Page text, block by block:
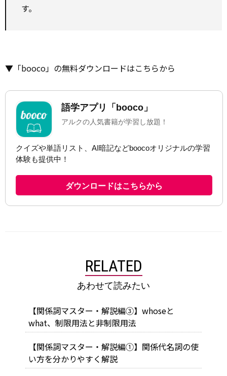
す。
▼「booco」の無料ダウンロードはこちらから
RELATED
あわせて読みたい
【関係詞マスター・解説編③】whoseと
what、制限用法と非制限用法
【関係詞マスター・解説編①】関係代名詞の使
い方を分かりやすく解説